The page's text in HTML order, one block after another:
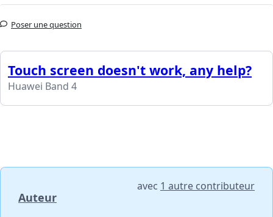
Poser une question
Touch screen doesn't work, any help?
Huawei Band 4
Auteur
avec 1 autre contributeur